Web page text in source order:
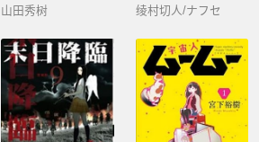
山田秀树 绫村切人/ナフセ